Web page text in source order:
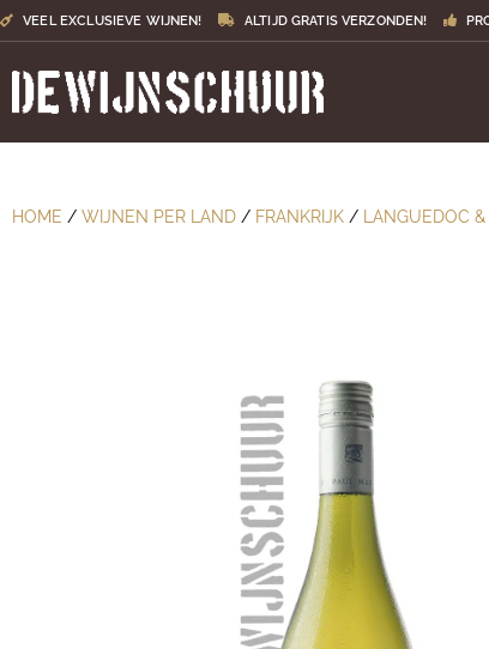
VEEL EXCLUSIEVE WIJNEN! ALTIJD GRATIS VERZONDEN!
HOME / WIJNEN PER LAND / FRANKRIJK / LANGUEDOC